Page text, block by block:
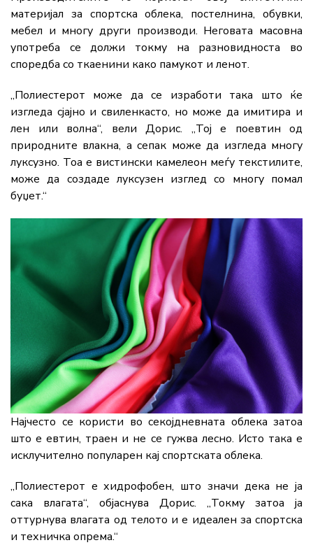
материјал за спортска облека, постелнина, обувки,
мебел и многу други производи. Неговата масовна
употреба се должи токму на разновидноста во
споредба со ткаенини како памукот и ленот.
„Полиестерот може да се изработи така што ќе
изгледа сјајно и свиленкасто, но може да имитира и
лен или волна“, вели Дорис. „Тој е поевтин од
природните влакна, а сепак може да изгледа многу
луксузно. Тоа е вистински камелеон меѓу текстилите,
може да создаде луксузен изглед со многу помал
буџет.“
Најчесто се користи во секојдневната облека затоа
што е евтин, траен и не се гужва лесно. Исто така е
исклучително популарен кај спортската облека.
„Полиестерот е хидрофобен, што значи дека не ја
сака влагата“, објаснува Дорис. „Токму затоа ја
оттурнува влагата од телото и е идеален за спортска
и техничка опрема.“